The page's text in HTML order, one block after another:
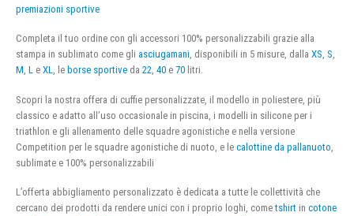
premiazioni sportive
Completa il tuo ordine con gli accessori 100% personalizzabili grazie alla
stampa in sublimato come gli asciugamani, disponibili in 5 misure, dalla XS, S,
M, L e XL, le borse sportive da 22, 40 e 70 litri.
Scopri la nostra offera di cuffie personalizzate, il modello in poliestere, più
classico e adatto all’uso occasionale in piscina, i modelli in silicone per i
triathlon e gli allenamento delle squadre agonistiche e nella versione
Competition per le squadre agonistiche di nuoto, e le calottine da pallanuoto
sublimate e 100% personalizzabili
L’offerta abbigliamento personalizzato è dedicata a tutte le collettività che
cercano dei prodotti da rendere unici con i proprio loghi, cometshirt in cotone